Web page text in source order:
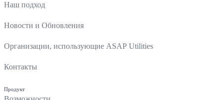
Наш подход
Новости и Обновления
Организации, использующие ASAP Utilities
Контакты
Продукт